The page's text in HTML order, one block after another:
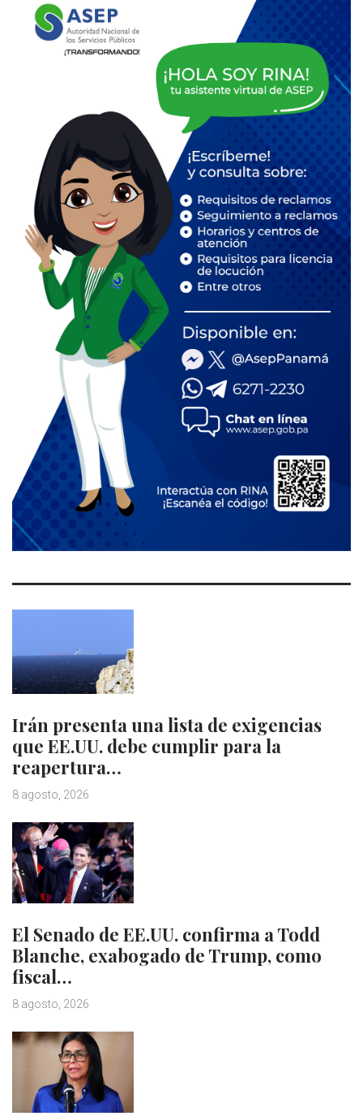
Irán presenta una lista de exigencias
que EE.UU. debe cumplir para la
reapertura…
8 agosto, 2026
El Senado de EE.UU. confirma a Todd
Blanche, exabogado de Trump, como
fiscal…
8 agosto, 2026